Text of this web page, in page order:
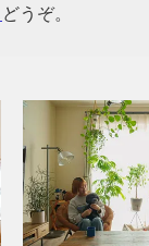
どうぞ。